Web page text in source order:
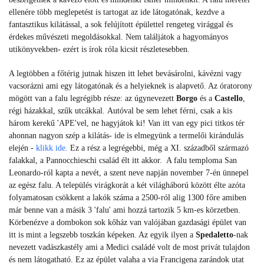
ellenére több meglepetést is tartogat az ide látogatónak, kezdve a
fantasztikus kilátással, a sok felújított épülettel rengeteg virággal és
érdekes művészeti megoldásokkal. Nem találjátok a hagyományos
utikönyvekben- ezért is írok róla kicsit részletesebben.
A legtöbben a főtérig jutnak hiszen itt lehet bevásárolni, kávézni vagy
vacsorázni ami egy látogatónak és a helyieknek is alapvető. Az óratorony
mögött van a falu legrégibb része: az úgynevezett Borgo és a Castello,
régi házakkal, szűk utcákkal. Autóval be sem lehet férni, csak a kis
három kerekű 'APE'vel, ne hagyjátok ki! Van itt van egy pici titkos tér
ahonnan nagyon szép a kilátás- ide is elmegyünk a termelői kirándulás
elején - klikk ide. Ez a rész a legrégebbi, még a XI. századből származó
falakkal, a Pannocchieschi család élt itt akkor. A falu temploma San
Leonardo-ról kapta a nevét, a szent neve napján november 7-én ünnepel
az egész falu. A település virágkorát a két világháború között élte azóta
folyamatosan csökkent a lakók száma a 2500-ról alig 1300 főre amiben
már benne van a másik 3 'falu' ami hozzá tartozik 5 km-es körzetben.
Körbenézve a dombokon sok kőház van valójában gazdasági épület van
itt is mint a legszebb toszkán képeken. Az egyik ilyen a Spedaletto-nak
nevezett vadászkastély ami a Medici családé volt de most privát tulajdon
és nem látogatható. Ez az épület valaha a via Francigena zarándok utat